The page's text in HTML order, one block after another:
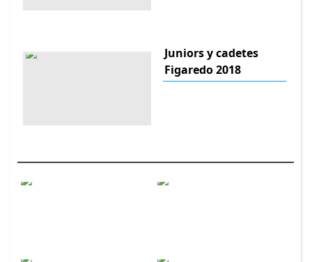
Juniors y cadetes
Figaredo 2018